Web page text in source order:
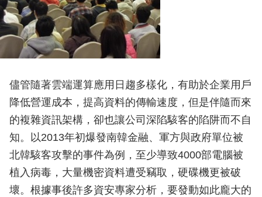
儘管隨著雲端運算應用日趨多樣化，有助於企業用戶
降低營運成本，提高資料的傳輸速度，但是伴隨而來
的複雜資訊架構，卻也讓公司深陷駭客的陷阱而不自
知。以2013年初爆發南韓金融、軍方與政府單位被
北韓駭客攻擊的事件為例，至少導致4000部電腦被
植入病毒，大量機密資料遭受竊取，硬碟機更被破
壞。根據事後許多資安專家分析，要發動如此龐大的